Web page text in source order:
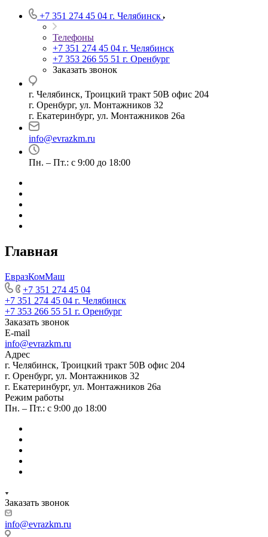
+7 351 274 45 04 г. Челябинск
Телефоны
+7 351 274 45 04 г. Челябинск
+7 353 266 55 51 г. Оренбург
Заказать звонок
г. Челябинск, Троицкий тракт 50В офис 204
г. Оренбург, ул. Монтажников 32
г. Екатеринбург, ул. Монтажников 26а
info@evrazkm.ru
Пн. – Пт.: с 9:00 до 18:00
Главная
ЕвразКомМаш
+7 351 274 45 04
+7 351 274 45 04 г. Челябинск
+7 353 266 55 51 г. Оренбург
Заказать звонок
E-mail
info@evrazkm.ru
Адрес
г. Челябинск, Троицкий тракт 50В офис 204
г. Оренбург, ул. Монтажников 32
г. Екатеринбург, ул. Монтажников 26а
Режим работы
Пн. – Пт.: с 9:00 до 18:00
Заказать звонок
info@evrazkm.ru